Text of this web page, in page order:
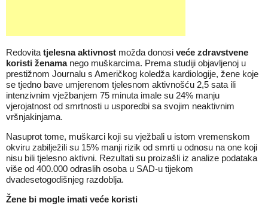
Redovita tjelesna aktivnost možda donosi veće zdravstvene
koristi ženamanego muškarcima. Prema studiji objavljenoj u
prestižnom Journalu s Američkog koledža kardiologije, žene koje
se tjedno bave umjerenom tjelesnom aktivnošću 2,5 sata ili
intenzivnim vježbanjem 75 minuta imale su 24% manju
vjerojatnost od smrtnosti u usporedbi sa svojim neaktivnim
vršnjakinjama.
Nasuprot tome, muškarci koji su vježbali u istom vremenskom
okviru zabilježili su 15% manji rizik od smrti u odnosu na one koji
nisu bili tjelesno aktivni. Rezultati su proizašli iz analize podataka
više od 400.000 odraslih osoba u SAD-u tijekom
dvadesetogodišnjeg razdoblja.
Žene bi mogle imati veće koristi